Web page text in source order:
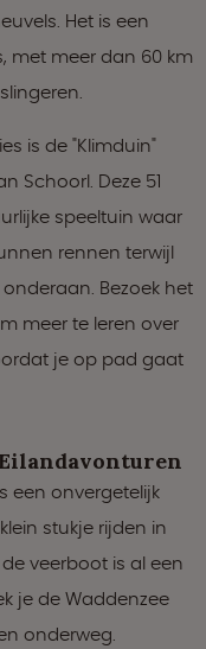
Het is een
met meer dan 60 km
is de "Klimduin"
Schoorl. Deze 51
speeltuin waar
rennen terwijl
Bezoek het
meer te leren over
je op pad gaat
een onvergetelijk
stukje rijden in
veerboot is al een
je de Waddenzee
onderweg.